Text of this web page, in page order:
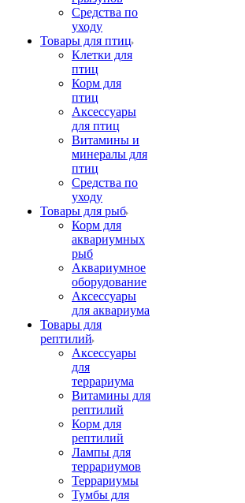
Средства по
уходу
Товары для птиц
Клетки для
птиц
Корм для
птиц
Аксессуары
для птиц
Витамины и
минералы для
птиц
Средства по
уходу
Товары для рыб
Корм для
аквариумных
рыб
Аквариумное
оборудование
Аксессуары
для аквариума
Товары для
рептилий
Аксессуары
для
террариума
Витамины для
рептилий
Корм для
рептилий
Лампы для
террариумов
Террариумы
Тумбы для